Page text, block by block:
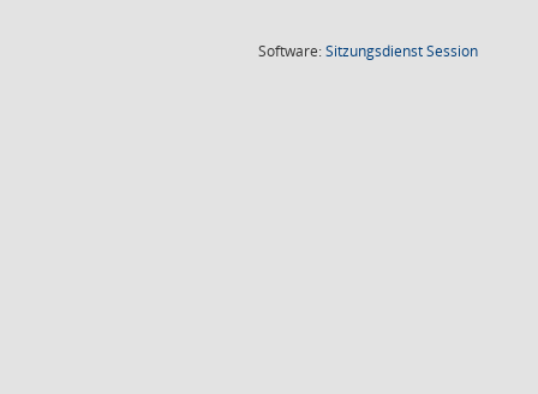
Software:SitzungsdienstSession(Wird in